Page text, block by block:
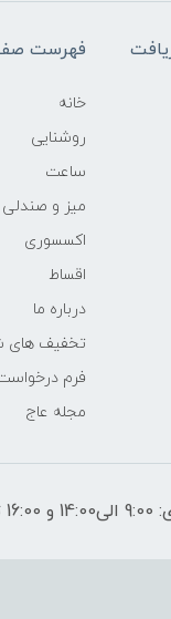
فهرست
خانه
روشنایی
ساعت
میز و صندلی
اکسسوری
اقساط
درباره ما
تخفیف های
فرم
مجله عاج